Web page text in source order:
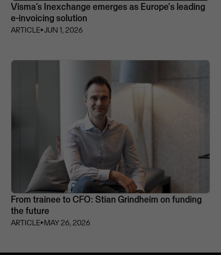
Visma’s Inexchange emerges as Europe's leading
e-invoicing solution
ARTICLE⏵JUN 1, 2026
From trainee to CFO: Stian Grindheim on funding
the future
ARTICLE⏵MAY 26, 2026